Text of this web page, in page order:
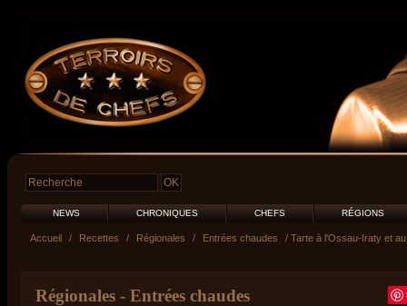
NEWS CHRONIQUES CHEFS RÉGIONS
Accueil / Recettes / Régionales / Entrées chaudes / Tarte à l'Ossau-Iraty et
Régionales - Entrées chaudes